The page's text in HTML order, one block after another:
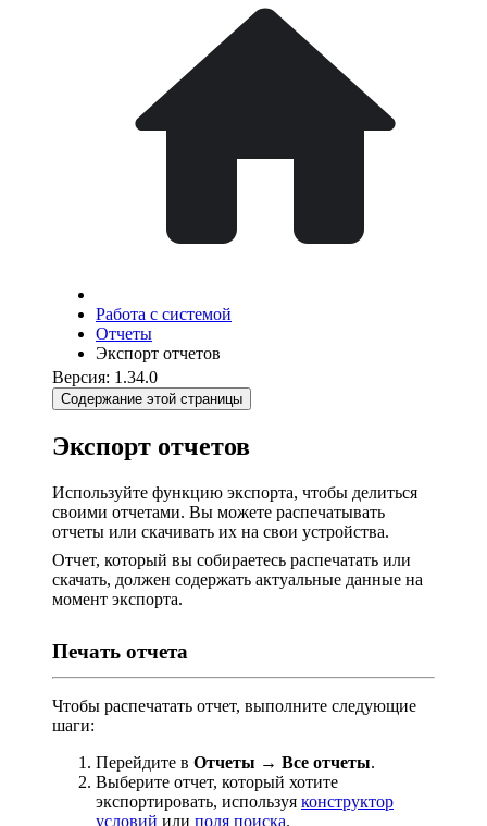
Работа с системой
Отчеты
Экспорт отчетов
Версия: 1.34.0
Содержание этой страницы
Экспорт отчетов
Используйте функцию экспорта, чтобы делиться
своими отчетами. Вы можете распечатывать
отчеты или скачивать их на свои устройства.
Отчет, который вы собираетесь распечатать или
скачать, должен содержать актуальные данные на
момент экспорта.
Печать отчета
Чтобы распечатать отчет, выполните следующие
шаги:
Перейдите в Отчеты → Все отчеты.
Выберите отчет, который хотите
экспортировать, используя конструктор
условий или поля поиска.